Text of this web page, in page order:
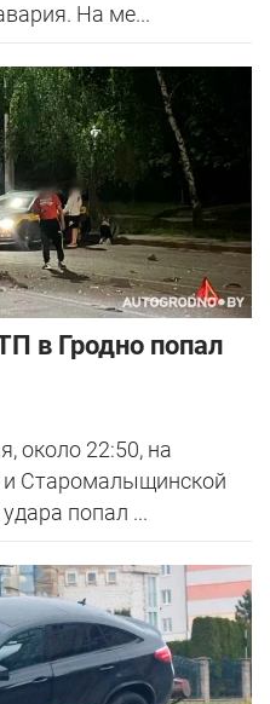
На ме...
в Гродно попал
около 22:50, на
и Старомалыщинской
попал ...